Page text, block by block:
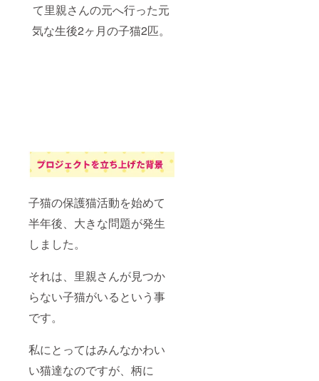
て里親さんの元へ行った元
気な生後2ヶ月の子猫2匹。
子猫の保護猫活動を始めて
半年後、大きな問題が発生
しました。
それは、里親さんが見つか
らない子猫がいるという事
です。
私にとってはみんなかわい
い猫達なのですが、柄に